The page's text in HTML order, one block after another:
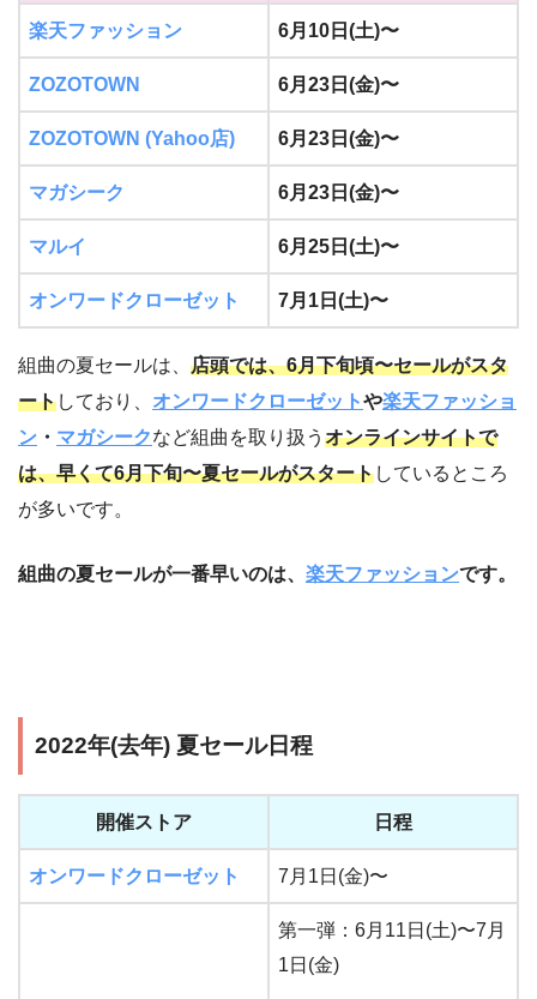
楽天ファッション 6月10日(土)〜
ZOZOTOWN 6月23日(金)〜
ZOZOTOWN (Yahoo店) 6月23日(金)〜
マガシーク 6月23日(金)〜
マルイ 6月25日(土)〜
オンワードクローゼット 7月1日(土)〜
組曲の夏セールは、 店頭では、6月下旬頃〜セールがスタ
ートしており、 オンワードクローゼットや楽天ファッショ
ン ・ マガシークなど組曲を取り扱う オンラインサイトで
は、早くて6月下旬〜夏セールがスタートしているところ
が多いです。
組曲の夏セールが一番早いのは、 楽天ファッションです。
2022年(去年) 夏セール日程
開催ストア 日程
オンワードクローゼット 7月1日(金)〜
第一弾：6月11日(土)〜7月
1日(金)